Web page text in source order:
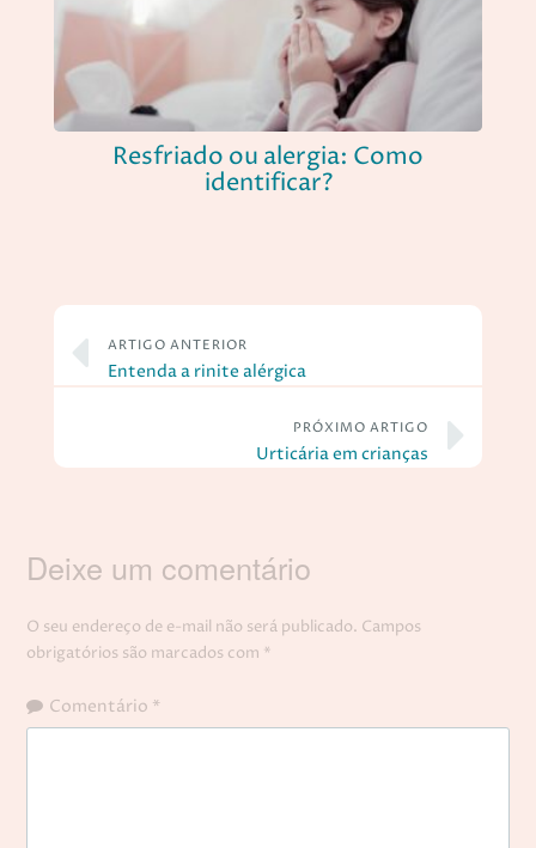
Resfriado ou alergia: Como
identificar?
ARTIGO ANTERIOR
Entenda a rinite alérgica
PRÓXIMO ARTIGO
Urticária em crianças
Deixe um comentário
O seu endereço de e-mail não será publicado. Campos
obrigatórios são marcados com *
Comentário *